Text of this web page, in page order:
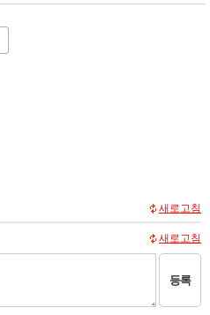
새로고침
새로고침
등록